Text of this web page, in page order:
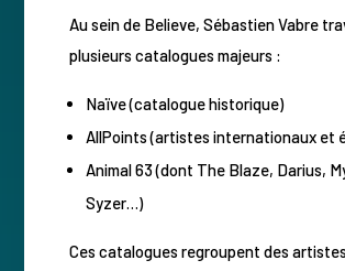
Au sein de Believe, Sébastien Vabre
plusieurs catalogues majeurs :
Naïve (catalogue historique)
AllPoints (artistes internationaux et
Animal 63 (dont The Blaze, Darius,
Syzer…)
Ces catalogues regroupent des